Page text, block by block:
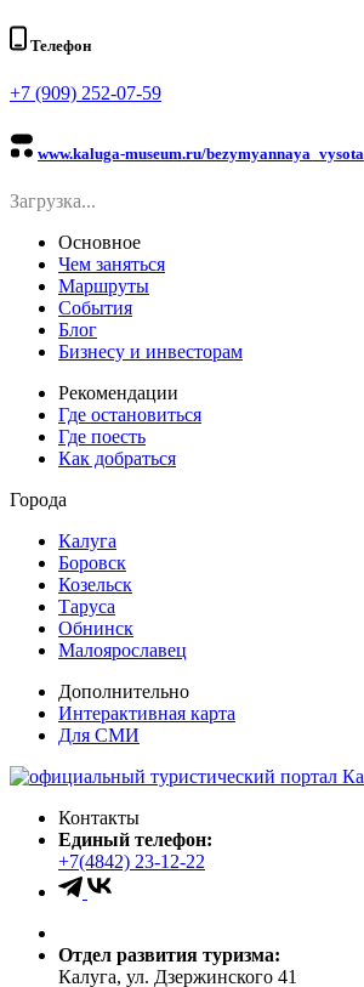
Телефон
+7 (909) 252-07-59
www.kaluga-museum.ru/bezymyannaya_vysota
Загрузка...
Основное
Чем заняться
Маршруты
События
Блог
Бизнесу и инвесторам
Рекомендации
Где остановиться
Где поесть
Как добраться
Города
Калуга
Боровск
Козельск
Таруса
Обнинск
Малоярославец
Дополнительно
Интерактивная карта
Для СМИ
Контакты
Единый телефон:
+7(4842) 23-12-22
Отдел развития туризма:
Калуга, ул. Дзержинского 41